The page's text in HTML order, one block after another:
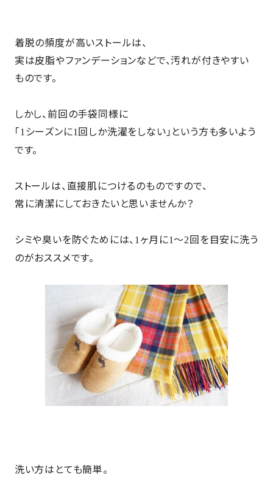
着脱の頻度が高いストールは、
実は皮脂やファンデーションなどで、汚れが付きやすい
ものです。
しかし、前回の手袋同様に
「1 シーズンに1 回しか洗濯をしない」という方も多いよう
です。
ストールは、直接肌につけるのものですので、
常に清潔にしておきたいと思いませんか？
シミや臭いを防ぐためには、 1 ヶ月に1 ～2回を目安に洗う
のがおススメです。
洗い方はとても簡単。